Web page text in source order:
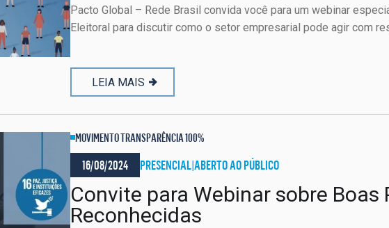
Pacto Global – Rede Brasil convida você para um webinar
Eleitoral para discutir como o setor empresarial pode agir com
LEIA MAIS
MOVIMENTO TRANSPARÊNCIA 100%
16/08/2024 PRESENCIAL|ABERTO AO PÚBLICO
Convite para Webinar sobre Boas
Reconhecidas